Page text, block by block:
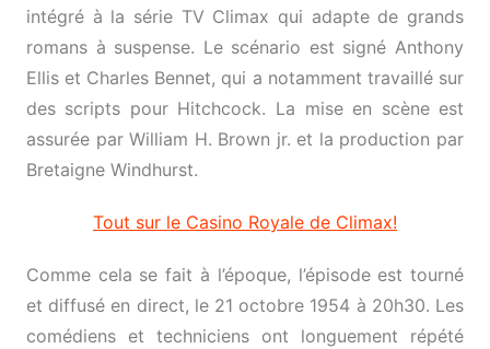
intégré à la série TV Climax qui adapte de grands
romans à suspense. Le scénario est signé Anthony
Ellis et Charles Bennet, qui a notamment travaillé sur
des scripts pour Hitchcock. La mise en scène est
assurée par William H. Brown jr. et la production par
Bretaigne Windhurst.
Tout sur le Casino Royale de Climax!
Comme cela se fait à l’époque, l’épisode est tourné
et diffusé en direct, le 21 octobre 1954 à 20h30. Les
comédiens et techniciens ont longuement répété